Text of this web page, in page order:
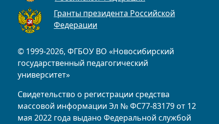
© 1999-2026, ФГБОУ ВО «Новосибирский
государственный педагогический
университет»
Свидетельство о регистрации средства
массовой информации Эл № ФС77-83179 от 12
мая 2022 года выдано Федеральной службой
Гранты президента Российской
Федерации